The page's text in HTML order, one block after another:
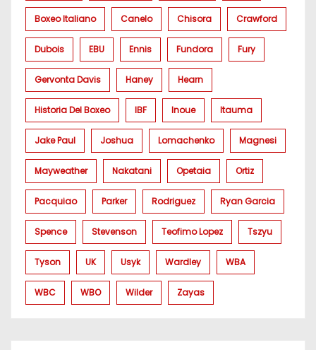
Boxeo Italiano Canelo Chisora Crawford
Dubois EBU Ennis Fundora Fury
Gervonta Davis Haney Hearn
Historia Del Boxeo IBF Inoue Itauma
Jake Paul Joshua Lomachenko Magnesi
Mayweather Nakatani Opetaia Ortiz
Pacquiao Parker Rodriguez Ryan Garcia
Spence Stevenson Teofimo Lopez Tszyu
Tyson UK Usyk Wardley WBA
WBC WBO Wilder Zayas